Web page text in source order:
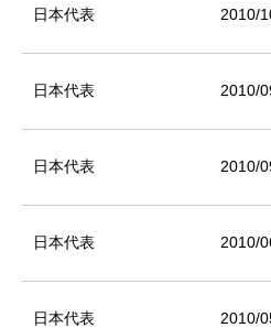
日本代表 2010/
日本代表 2010/
日本代表 2010/
日本代表 2010/
日本代表 2010/